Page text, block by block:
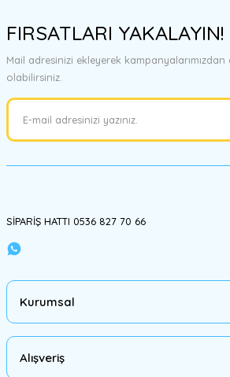
tarafımıza iletebilirsiniz.
Görüş ve önerileriniz için teşekkür ederiz.
Ürün resmi kalitesiz, bozuk veya
Ürün bilgilerinde hatalar bulunuyor.
FIRSATLARI YAKALAYIN!
Mail adresinizi ekleyerek
olabilirsiniz.
SİPARİŞ HATTI 0536 827 70 66
Kurumsal
Alışveriş